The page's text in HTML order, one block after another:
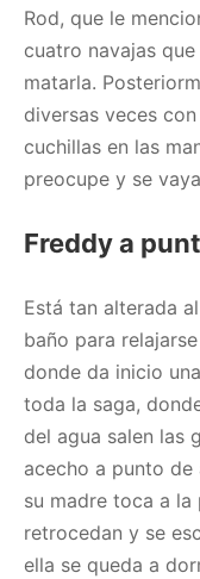
Rod, que le
cuatro navajas
matarla.
diversas veces
cuchillas en las
preocupe y se
Freddy a
Está tan alterada
baño para
donde da inicio
toda la saga,
del agua salen las
acecho a punto
su madre toca a la
retrocedan y se
ella se queda a